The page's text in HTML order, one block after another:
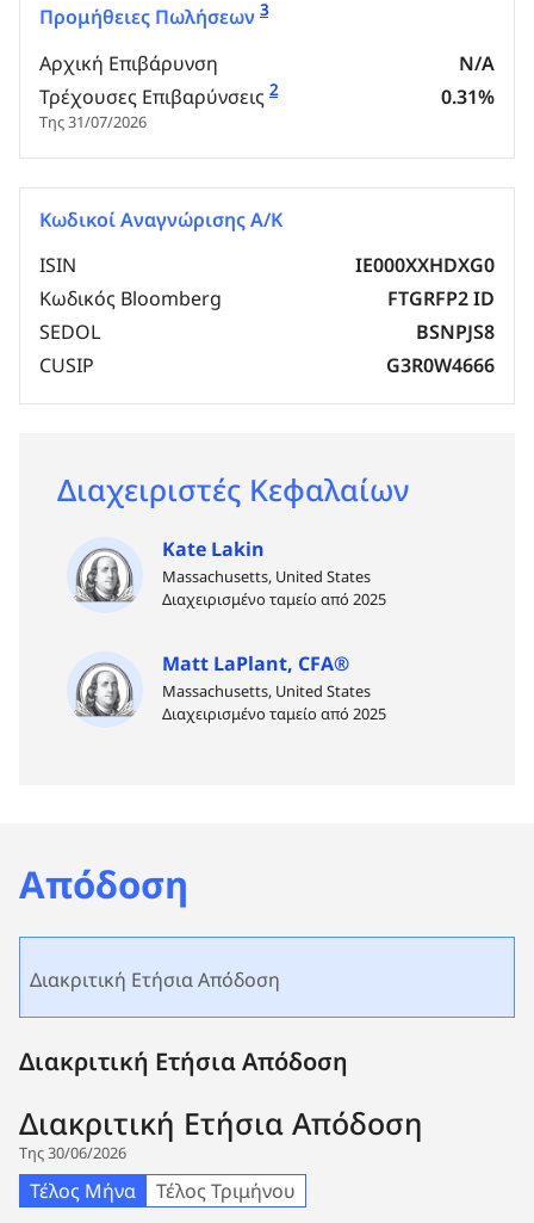
Προμήθειες Πωλήσεων 3
Αρχική Επιβάρυνση
N/A
Τρέχουσες Επιβαρύνσεις 2
Της 31/07/2026
0.31%
Κωδικοί Αναγνώρισης Α/Κ
ISIN
IE000XXHDXG0
Κωδικός Bloomberg
FTGRFP2 ID
SEDOL
BSNPJS8
CUSIP
G3R0W4666
Διαχειριστές Κεφαλαίων
Kate Lakin
Massachusetts, United States
Διαχειρισμένο ταμείο από 2025
Matt LaPlant, CFA®
Massachusetts, United States
Διαχειρισμένο ταμείο από 2025
Απόδοση
Διακριτική Ετήσια Απόδοση
Διακριτική Ετήσια Απόδοση
Διακριτική Ετήσια Απόδοση
Της 30/06/2026
Τέλος Μήνα Τέλος Τριμήνου